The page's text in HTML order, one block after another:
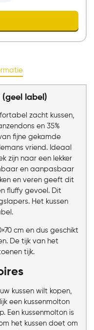
label)
zacht kussen,
en 35%
fijne gekamde
vriend. Ideaal
zijn naar een lekker
en aanpasbaar
en veren geeft dit
fluffy gevoel. Dit
Het kussen
cm en dus geschikt
De tijk van het
tijk.
kussen wilt kopen,
een kussenmolton
Een kussenmolton is
het kussen doet om